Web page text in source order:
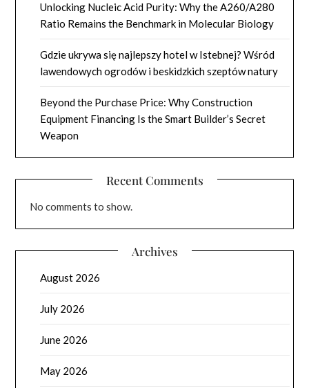
Unlocking Nucleic Acid Purity: Why the A260/A280
Ratio Remains the Benchmark in Molecular Biology
Gdzie ukrywa się najlepszy hotel w Istebnej? Wśród
lawendowych ogrodów i beskidzkich szeptów natury
Beyond the Purchase Price: Why Construction
Equipment Financing Is the Smart Builder’s Secret
Weapon
Recent Comments
No comments to show.
Archives
August 2026
July 2026
June 2026
May 2026